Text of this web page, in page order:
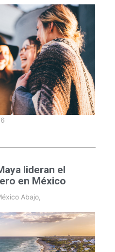
lideran el
en México
Abajo,